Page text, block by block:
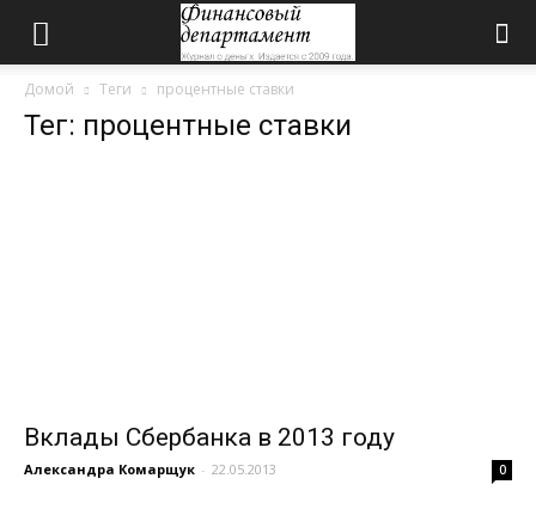
Домой Теги процентные ставки
Тег: процентные ставки
Вклады Сбербанка в 2013 году
Александра Комарщук - 22.05.2013 0